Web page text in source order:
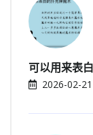
可以用来表
2026-02-